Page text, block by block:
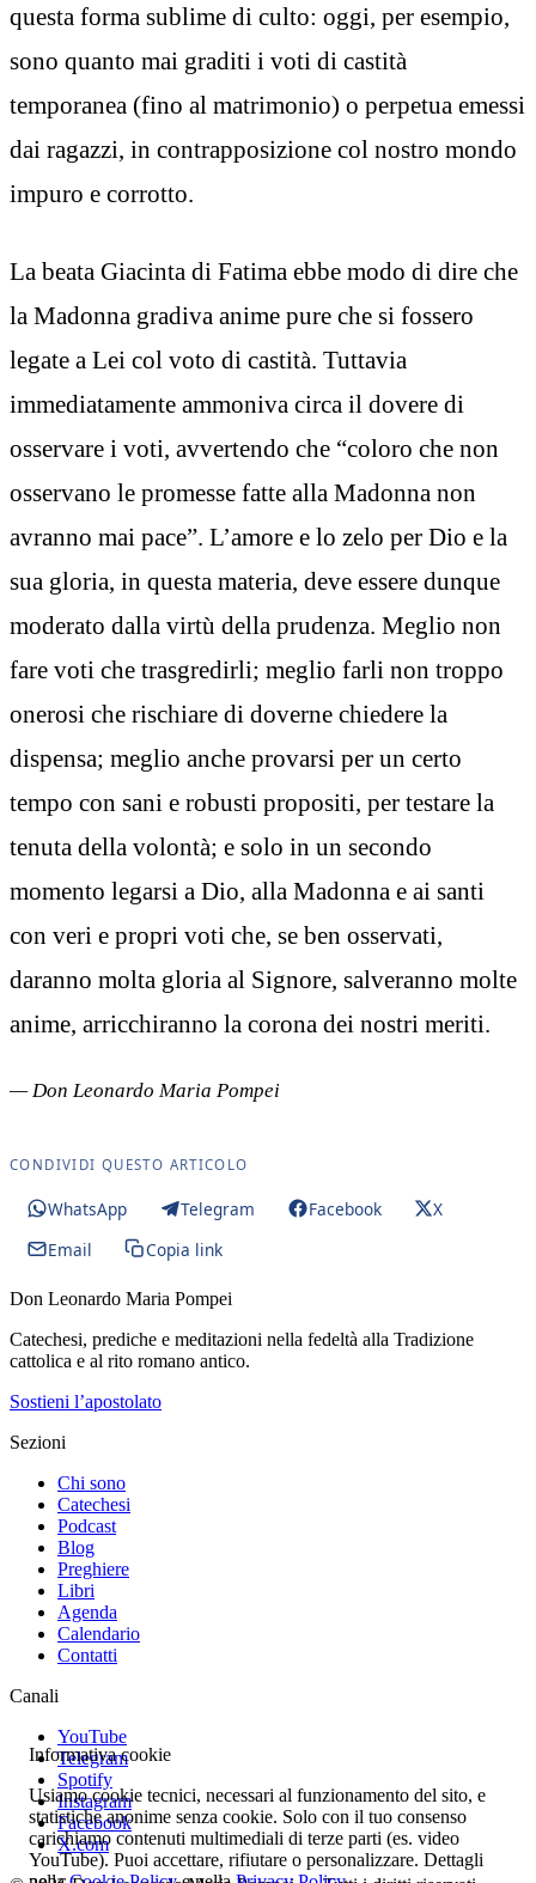
questa forma sublime di culto: oggi, per esempio,
sono quanto mai graditi i voti di castità
temporanea (fino al matrimonio) o perpetua emessi
dai ragazzi, in contrapposizione col nostro mondo
impuro e corrotto.
La beata Giacinta di Fatima ebbe modo di dire che
la Madonna gradiva anime pure che si fossero
legate a Lei col voto di castità. Tuttavia
immediatamente ammoniva circa il dovere di
osservare i voti, avvertendo che “coloro che non
osservano le promesse fatte alla Madonna non
avranno mai pace”. L’amore e lo zelo per Dio e la
sua gloria, in questa materia, deve essere dunque
moderato dalla virtù della prudenza. Meglio non
fare voti che trasgredirli; meglio farli non troppo
onerosi che rischiare di doverne chiedere la
dispensa; meglio anche provarsi per un certo
tempo con sani e robusti propositi, per testare la
tenuta della volontà; e solo in un secondo
momento legarsi a Dio, alla Madonna e ai santi
con veri e propri voti che, se ben osservati,
daranno molta gloria al Signore, salveranno molte
anime, arricchiranno la corona dei nostri meriti.
— Don Leonardo Maria Pompei
CONDIVIDI QUESTO ARTICOLO
WhatsApp Telegram Facebook
X
Email
Copia link
Don Leonardo Maria Pompei
Catechesi, prediche e meditazioni nella fedeltà alla Tradizione
cattolica e al rito romano antico.
Sostieni l’apostolato
Sezioni
Chi sono
Catechesi
Podcast
Blog
Preghiere
Libri
Agenda
Calendario
Contatti
Canali
YouTube
Telegram
Spotify
Instagram
Facebook
X.com
Informativa cookie
Usiamo cookie tecnici, necessari al funzionamento del sito, e
statistiche anonime senza cookie. Solo con il tuo consenso
carichiamo contenuti multimediali di terze parti (es. video
YouTube). Puoi accettare, rifiutare o personalizzare. Dettagli